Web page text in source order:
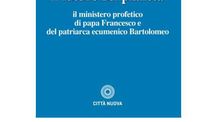
AGGIUNGI AL CARRELLO